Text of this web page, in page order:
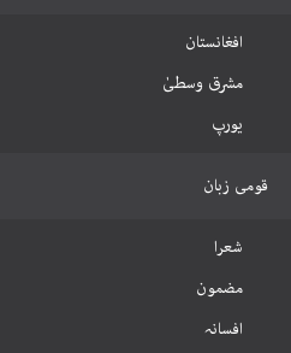
افغانستان
مشرق وسطیٰ
یورپ
قومی زبان
شعرا
مضمون
افسانہ